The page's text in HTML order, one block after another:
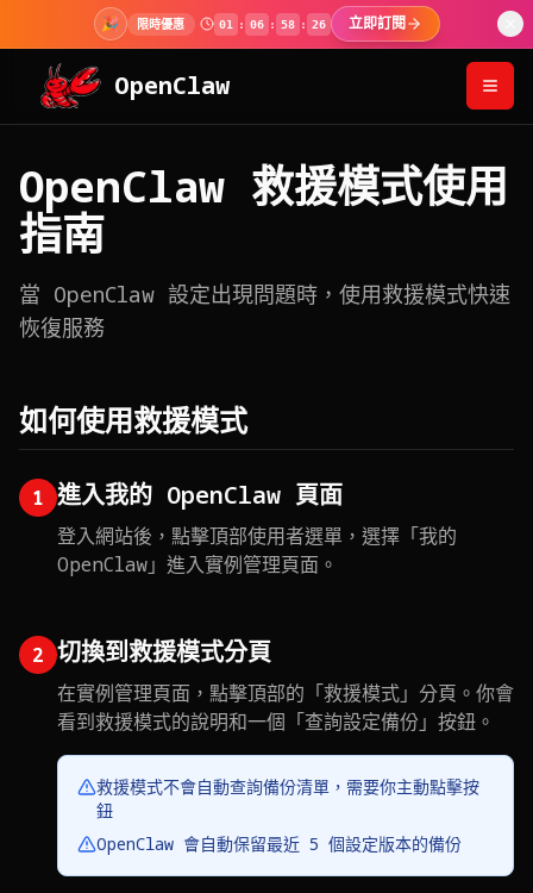
🎉 限時優惠 01 : 06 : 58 : 26 立即訂閱
OpenClaw
OpenClaw 救援模式使用
指南
當 OpenClaw 設定出現問題時，使用救援模式快速
恢復服務
如何使用救援模式
1 進入我的 OpenClaw 頁面
登入網站後，點擊頂部使用者選單，選擇「我的
OpenClaw」進入實例管理頁面。
2 切換到救援模式分頁
在實例管理頁面，點擊頂部的「救援模式」分頁。你會
看到救援模式的說明和一個「查詢設定備份」按鈕。
救援模式不會自動查詢備份清單，需要你主動點擊按
鈕
OpenClaw 會自動保留最近 5 個設定版本的備份